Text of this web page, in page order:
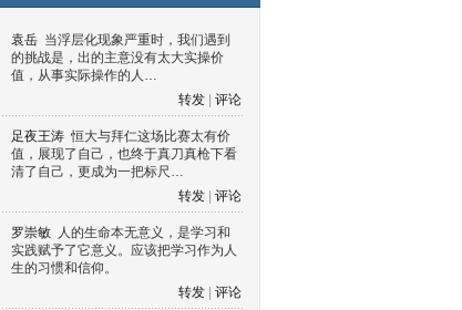
袁岳 当浮层化现象严重时，我们遇到
的挑战是，出的主意没有太大实操价
值，从事实际操作的人…
转发
评论
足夜王涛 恒大与拜仁这场比赛太有价
值，展现了自己，也终于真刀真枪下看
清了自己，更成为一把标尺…
转发
评论
罗崇敏 人的生命本无意义，是学习和
实践赋予了它意义。应该把学习作为人
生的习惯和信仰。
转发
评论